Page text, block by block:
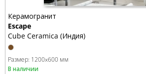
Керамогранит
Escape
Cube Ceramica (Индия)
Размер: 1200x600 мм
В наличии